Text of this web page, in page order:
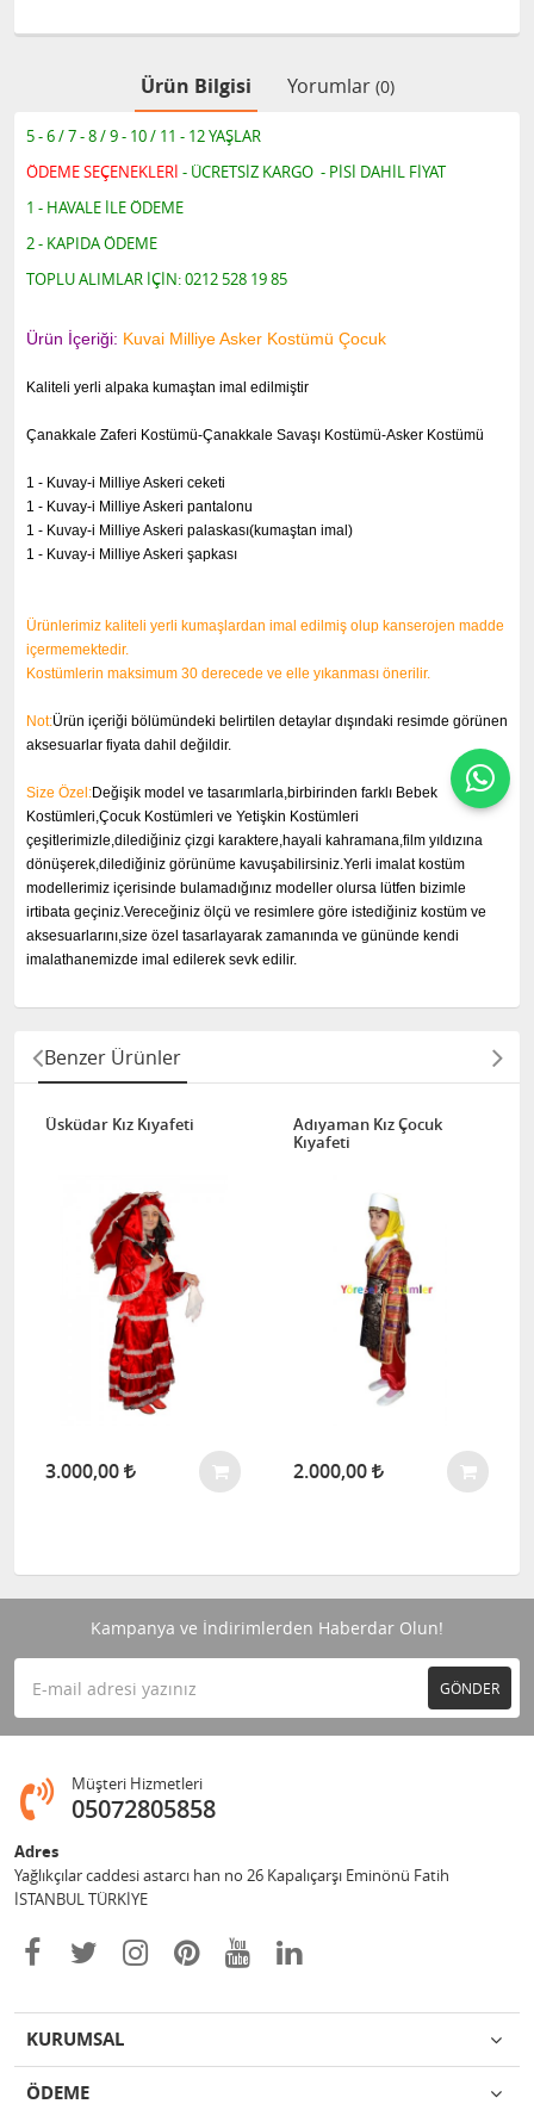
Ürün Bilgisi Yorumlar (0)
5 - 6 / 7 - 8 / 9 - 10 / 11 - 12 YAŞLAR
ÖDEME SEÇENEKLERİ - ÜCRETSİZ KARGO - PİSİ DAHİL FİYAT
1 - HAVALE İLE ÖDEME
2 - KAPIDA ÖDEME
TOPLU ALIMLAR İÇİN: 0212 528 19 85
Ürün İçeriği: Kuvai Milliye Asker Kostümü Çocuk
Kaliteli yerli alpaka kumaştan imal edilmiştir
Çanakkale Zaferi Kostümü-Çanakkale Savaşı Kostümü-Asker Kostümü
1 - Kuvay-i Milliye Askeri ceketi
1 - Kuvay-i Milliye Askeri pantalonu
1 - Kuvay-i Milliye Askeri palaskası(kumaştan imal)
1 - Kuvay-i Milliye Askeri şapkası
Ürünlerimiz kaliteli yerli kumaşlardan imal edilmiş olup kanserojen madde
içermemektedir.
Kostümlerin maksimum 30 derecede ve elle yıkanması önerilir.
Not:Ürün içeriği bölümündeki belirtilen detaylar dışındaki resimde görünen
aksesuarlar fiyata dahil değildir.
Size Özel:Değişik model ve tasarımlarla,birbirinden farklı Bebek
Kostümleri,Çocuk Kostümleri ve Yetişkin Kostümleri
çeşitlerimizle,dilediğiniz çizgi karaktere,hayali kahramana,film yıldızına
dönüşerek,dilediğiniz görünüme kavuşabilirsiniz.Yerli imalat kostüm
modellerimiz içerisinde bulamadığınız modeller olursa lütfen bizimle
irtibata geçiniz.Vereceğiniz ölçü ve resimlere göre istediğiniz kostüm ve
aksesuarlarını,size özel tasarlayarak zamanında ve gününde kendi
imalathanemizde imal edilerek sevk edilir.
Benzer Ürünler
Üsküdar Kız Kıyafeti
3.000,00
Adıyaman Kız Çocuk
Kıyafeti
2.000,00
Kampanya ve İndirimlerden Haberdar Olun!
GÖNDER
Müşteri Hizmetleri
05072805858
Adres
Yağlıkçılar caddesi astarcı han no 26 Kapalıçarşı Eminönü Fatih
İSTANBUL TÜRKİYE
KURUMSAL
ÖDEME